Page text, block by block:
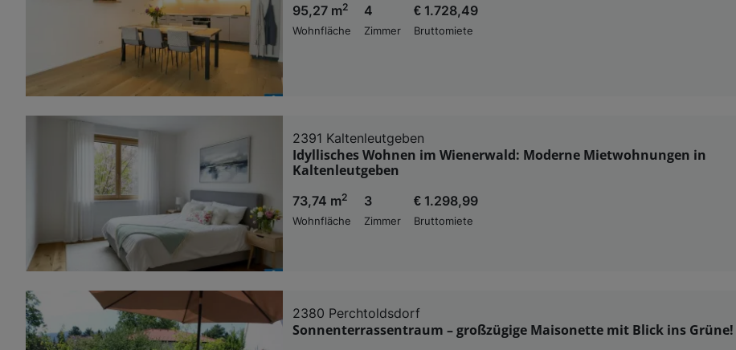
95,27 m2
Wohnfläche
4
Zimmer
€ 1.728,49
Bruttomiete
2391 Kaltenleutgeben
Idyllisches Wohnen im Wienerwald: Moderne Mietwohnungen in
Kaltenleutgeben
73,74 m2
Wohnfläche
3
Zimmer
€ 1.298,99
Bruttomiete
2380 Perchtoldsdorf
Sonnenterrassentraum – großzügige Maisonette mit Blick ins Grüne!